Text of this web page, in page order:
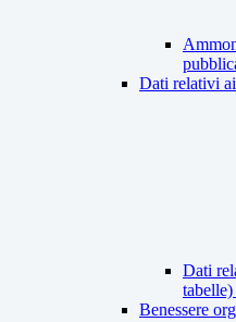
Dati relativi
Dati
tabelle)
Benessere